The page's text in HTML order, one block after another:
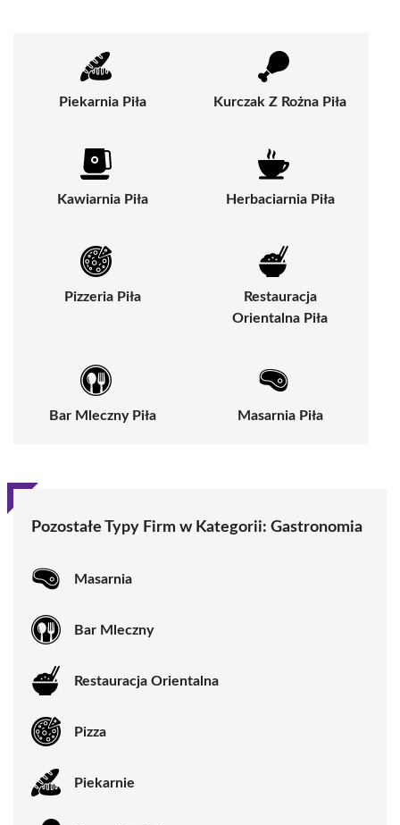
Piekarnia Piła Kurczak Z Rożna Piła
Kawiarnia Piła Herbaciarnia Piła
Pizzeria Piła
Restauracja
Orientalna Piła
Bar Mleczny Piła Masarnia Piła
Pozostałe Typy Firm w Kategorii: Gastronomia
Masarnia
Bar Mleczny
Restauracja Orientalna
Pizza
Piekarnie